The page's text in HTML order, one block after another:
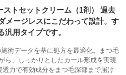
ストセットクリーム（1剤） 過去
メージレスにこだわって設計。す
用タイプです。
術データを基に処方を最適化。まつ毛
ら、しっかりとしたカール形成を実現
力で有効成分をまつ毛深部まで届け